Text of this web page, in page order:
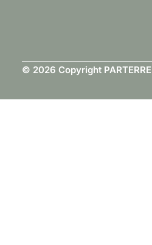
© 2026 Copyright PARTERRE